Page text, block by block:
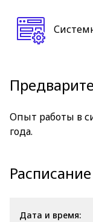
Опыт работы в
года.
Дата и время: